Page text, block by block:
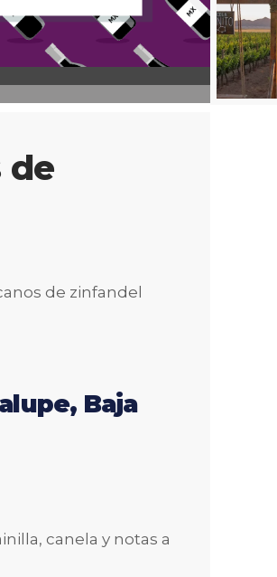
de
de zinfandel
Baja
canela y notas a